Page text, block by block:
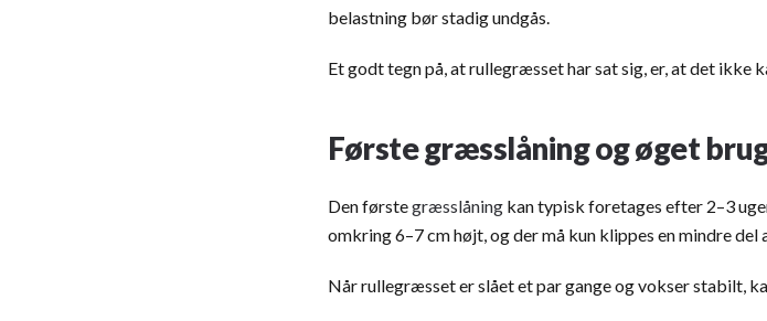
belastning bør stadig undgås.
Et godt tegn på, at rullegræsset har sat sig, er, at det ikke
Første græsslåning og øget
Den førstegræsslåning kan typisk foretages efter 2–3
omkring 6–7 cm højt, og der må kun klippes en mindre
Når rullegræsset er slået et par gange og vokser stabilt,